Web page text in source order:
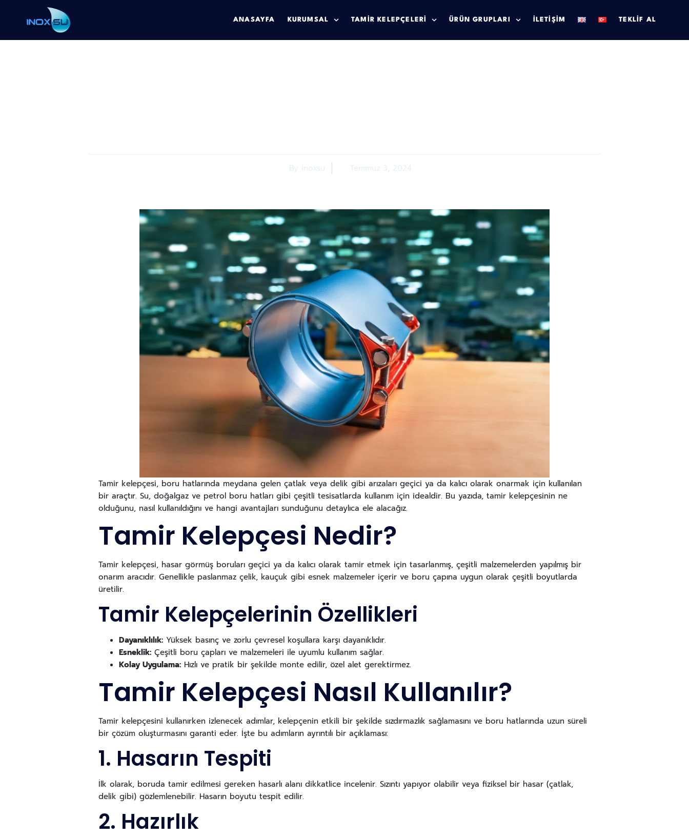
ANASAYFA KURUMSAL TAMIR KELEPÇELERI ÜRÜN GRUPLARI İLETIŞIM TEKLIF AL
By inoxsu Temmuz 3, 2024
Tamir kelepçesi, boru hatlarında meydana gelen çatlak veya delik gibi arızaları geçici ya da kalıcı olarak onarmak için kullanılan
bir araçtır. Su, doğalgaz ve petrol boru hatları gibi çeşitli tesisatlarda kullanım için idealdir. Bu yazıda, tamir kelepçesinin ne
olduğunu, nasıl kullanıldığını ve hangi avantajları sunduğunu detaylıca ele alacağız.
Tamir Kelepçesi Nedir?
Tamir kelepçesi, hasar görmüş boruları geçici ya da kalıcı olarak tamir etmek için tasarlanmış, çeşitli malzemelerden yapılmış bir
onarım aracıdır. Genellikle paslanmaz çelik, kauçuk gibi esnek malzemeler içerir ve boru çapına uygun olarak çeşitli boyutlarda
üretilir.
Tamir Kelepçelerinin Özellikleri
Dayanıklılık: Yüksek basınç ve zorlu çevresel koşullara karşı dayanıklıdır.
Esneklik: Çeşitli boru çapları ve malzemeleri ile uyumlu kullanım sağlar.
Kolay Uygulama: Hızlı ve pratik bir şekilde monte edilir, özel alet gerektirmez.
Tamir Kelepçesi Nasıl Kullanılır?
Tamir kelepçesini kullanırken izlenecek adımlar, kelepçenin etkili bir şekilde sızdırmazlık sağlamasını ve boru hatlarında uzun süreli
bir çözüm oluşturmasını garanti eder. İşte bu adımların ayrıntılı bir açıklaması:
1. Hasarın Tespiti
İlk olarak, boruda tamir edilmesi gereken hasarlı alanı dikkatlice incelenir. Sızıntı yapıyor olabilir veya fiziksel bir hasar (çatlak,
delik gibi) gözlemlenebilir. Hasarın boyutu tespit edilir.
2. Hazırlık